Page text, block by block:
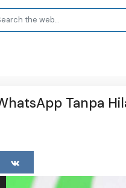
Tanpa